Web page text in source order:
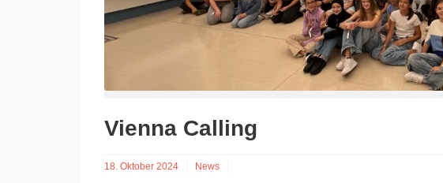
Vienna Calling
18. Oktober 2024 News